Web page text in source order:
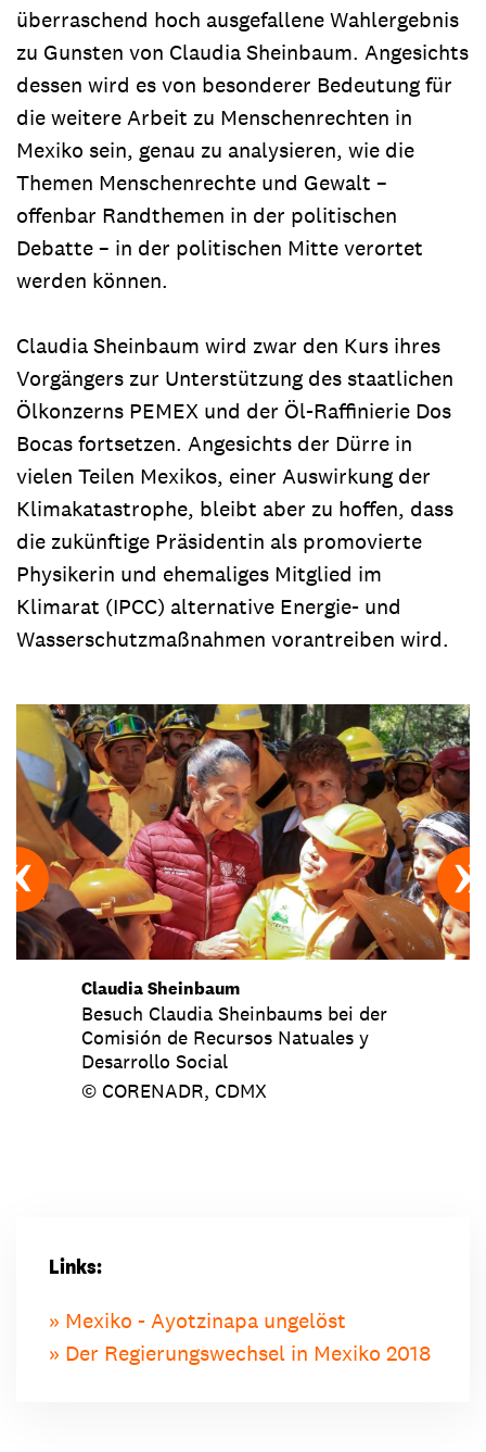
überraschend hoch ausgefallene Wahlergebnis
zu Gunsten von Claudia Sheinbaum. Angesichts
dessen wird es von besonderer Bedeutung für
die weitere Arbeit zu Menschenrechten in
Mexiko sein, genau zu analysieren, wie die
Themen Menschenrechte und Gewalt –
offenbar Randthemen in der politischen
Debatte – in der politischen Mitte verortet
werden können.
Claudia Sheinbaum wird zwar den Kurs ihres
Vorgängers zur Unterstützung des staatlichen
Ölkonzerns PEMEX und der Öl-Raffinierie Dos
Bocas fortsetzen. Angesichts der Dürre in
vielen Teilen Mexikos, einer Auswirkung der
Klimakatastrophe, bleibt aber zu hoffen, dass
die zukünftige Präsidentin als promovierte
Physikerin und ehemaliges Mitglied im
Klimarat (IPCC) alternative Energie- und
Wasserschutzmaßnahmen vorantreiben wird.
Claudia Sheinbaum
Besuch Claudia Sheinbaums bei der
Comisión de Recursos Natuales y
Desarrollo Social
© CORENADR, CDMX
Links:
Mexiko - Ayotzinapa ungelöst
Der Regierungswechsel in Mexiko 2018